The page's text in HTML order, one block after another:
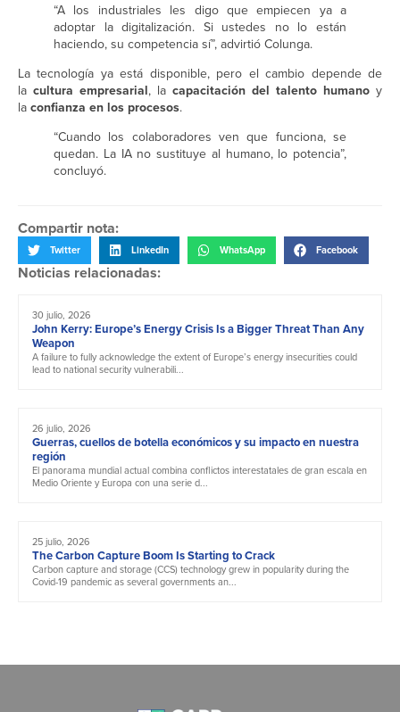
“A los industriales les digo que empiecen ya a
adoptar la digitalización. Si ustedes no lo están
haciendo, su competencia sí”, advirtió Colunga.
La tecnología ya está disponible, pero el cambio depende de
la cultura empresarial, la capacitación del talento humano y
la confianza en los procesos.
“Cuando los colaboradores ven que funciona, se
quedan. La IA no sustituye al humano, lo potencia”,
concluyó.
Compartir nota:
Twitter LinkedIn WhatsApp Facebook
Noticias relacionadas:
30 julio, 2026
John Kerry: Europe’s Energy Crisis Is a Bigger Threat Than Any
Weapon
A failure to fully acknowledge the extent of Europe’s energy insecurities could
lead to national security vulnerabili...
26 julio, 2026
Guerras, cuellos de botella económicos y su impacto en nuestra
región
El panorama mundial actual combina conflictos interestatales de gran escala en
Medio Oriente y Europa con una serie d...
25 julio, 2026
The Carbon Capture Boom Is Starting to Crack
Carbon capture and storage (CCS) technology grew in popularity during the
Covid-19 pandemic as several governments an...